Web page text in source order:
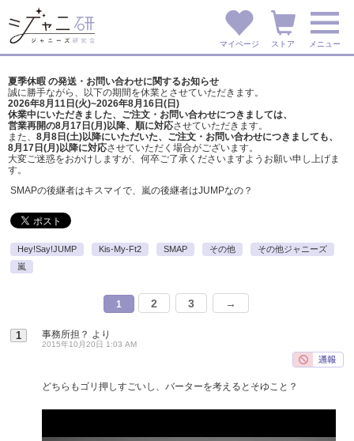
マイページ ストア メニュー
夏季休暇 の発送・お問い合わせに関するお知らせ
誠に勝手ながら、以下の期間を休業とさせていただきます。
2026年8月11日(火)~2026年8月16日(日)
休業中にいただきました、ご注文・お問い合わせにつきましては、
営業再開の8月17日(月)以降、順に対応させていただきます。
また、 8月8日(土)以降にいただいた、ご注文・ お問い合わせにつきましても、
8月17日(月)以降に対応させていただく場合がございます。
大変ご迷惑をおかけしますが、 何卒ご了承くださいますようお願い申し上げま
す。
SMAPの後継者はキスマイで、嵐の後継者はJUMPなの？
Hey!Say!JUMP Kis-My-Ft2 SMAP その他
その他ジャニーズ
嵐
1 2 3 →
1 事務所担？ より
2015年10月20日 1:03 AM
どちらもゴリ押しすごいし、バーターを考えるとそゆこと？